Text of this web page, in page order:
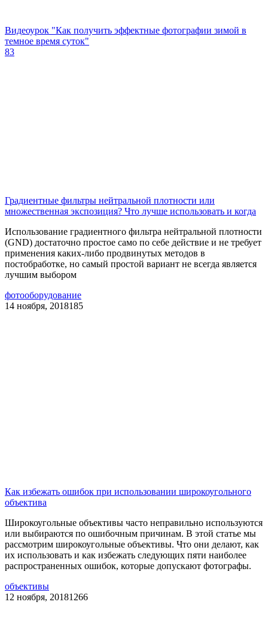
Видеоурок "Как получить эффектные фотографии зимой в
темное время суток"
83
Градиентные фильтры нейтральной плотности или
множественная экспозиция? Что лучше использовать и когда
Использование градиентного фильтра нейтральной плотности
(GND) достаточно простое само по себе действие и не требует
применения каких-либо продвинутых методов в
постобработке, но самый простой вариант не всегда является
лучшим выбором
фотооборудование
14 ноября, 2018185
Как избежать ошибок при использовании широкоугольного
объектива
Широкоугольные объективы часто неправильно используются
или выбираются по ошибочным причинам. В этой статье мы
рассмотрим широкоугольные объективы. Что они делают, как
их использовать и как избежать следующих пяти наиболее
распространенных ошибок, которые допускают фотографы.
объективы
12 ноября, 20181266